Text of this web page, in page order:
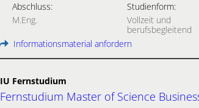
Abschluss:
M.Eng.
Studienform:
Vollzeit und
berufsbegleitend
Informationsmaterial anfordern
IU Fernstudium
Fernstudium Master of Science